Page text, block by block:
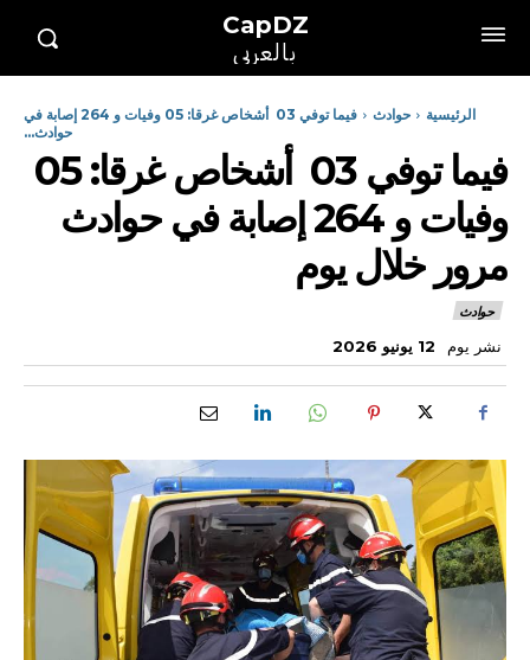
CapDZ
بالعربي
الرئيسية حوادث
فيما توفي 03 أشخاص غرقا: 05 وفيات و 264 إصابة في
حوادث...
فيما توفي 03 أشخاص غرقا: 05
وفيات و 264 إصابة في حوادث
مرور خلال يوم
حوادث
نشر يوم 12 يونيو 2026